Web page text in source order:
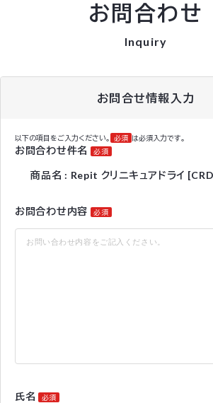
お問合わせ
Inquiry
お問合せ情報入力
以下の項目をご入力ください。 必須 は必須入力です。
お問合わせ件名 必須
商品名 : Repit クリニキュアドライ
お問合わせ内容 必須
氏名 必須